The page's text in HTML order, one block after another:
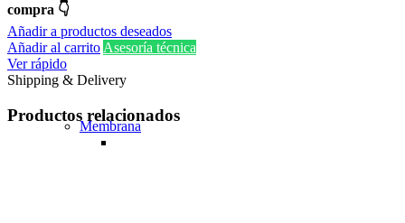
Membrana
compra 👇
Añadir a productos deseados
Añadir al carrito Asesoría técnica
Ver rápido
Shipping & Delivery
Productos relacionados